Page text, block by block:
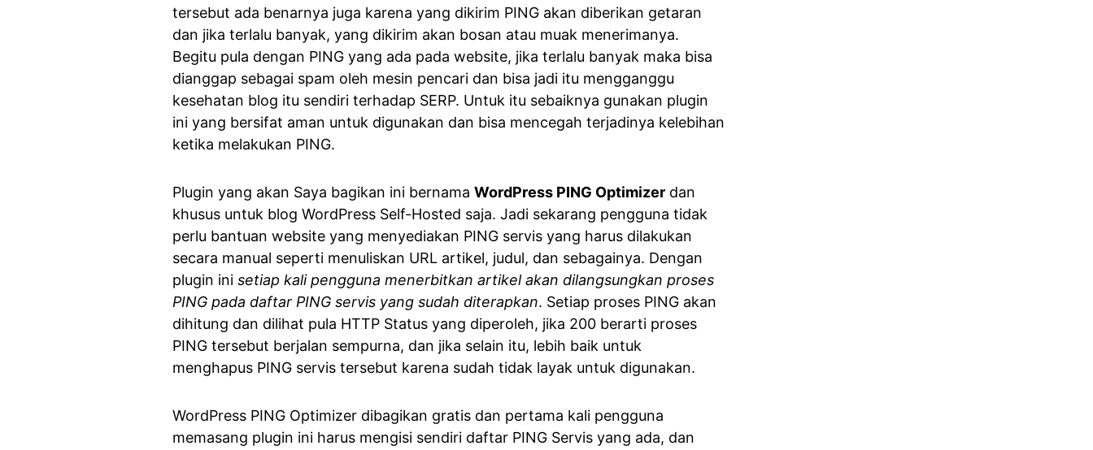
tersebut ada benarnya juga karena yang dikirim PING akan diberikan getaran
dan jika terlalu banyak, yang dikirim akan bosan atau muak menerimanya.
Begitu pula dengan PING yang ada pada website, jika terlalu banyak maka bisa
dianggap sebagai spam oleh mesin pencari dan bisa jadi itu mengganggu
kesehatan blog itu sendiri terhadap SERP. Untuk itu sebaiknya gunakan plugin
ini yang bersifat aman untuk digunakan dan bisa mencegah terjadinya kelebihan
ketika melakukan PING.
Plugin yang akan Saya bagikan ini bernama WordPress PING Optimizer dan
khusus untuk blog WordPress Self-Hosted saja. Jadi sekarang pengguna tidak
perlu bantuan website yang menyediakan PING servis yang harus dilakukan
secara manual seperti menuliskan URL artikel, judul, dan sebagainya. Dengan
plugin ini setiap kali pengguna menerbitkan artikel akan dilangsungkan proses
PING pada daftar PING servis yang sudah diterapkan. Setiap proses PING akan
dihitung dan dilihat pula HTTP Status yang diperoleh, jika 200 berarti proses
PING tersebut berjalan sempurna, dan jika selain itu, lebih baik untuk
menghapus PING servis tersebut karena sudah tidak layak untuk digunakan.
WordPress PING Optimizer dibagikan gratis dan pertama kali pengguna
memasang plugin ini harus mengisi sendiri daftar PING Servis yang ada, dan